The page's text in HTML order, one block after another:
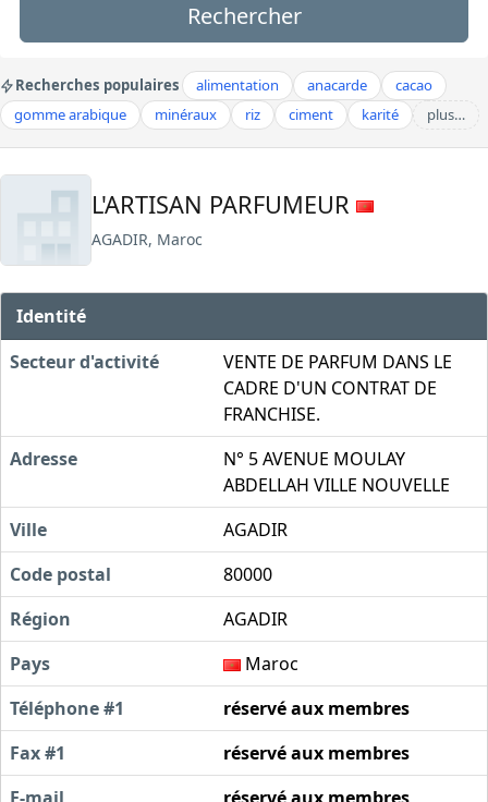
Rechercher
Recherches populaires alimentation anacarde
cacao
gomme arabique
minéraux riz ciment karité plus…
L'ARTISAN PARFUMEUR
AGADIR, Maroc
Identité
Secteur d'activité
VENTE DE PARFUM DANS LE
CADRE D'UN CONTRAT DE
FRANCHISE.
Adresse
N° 5 AVENUE MOULAY
ABDELLAH VILLE NOUVELLE
Ville
AGADIR
Code postal
80000
Région
AGADIR
Pays
Maroc
Téléphone #1
réservé aux membres
Fax #1
réservé aux membres
E-mail
réservé aux membres